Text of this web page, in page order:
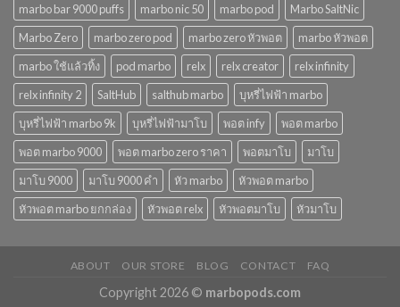
marbo bar 9000 puffs
marbo nic 50 marbo pod
Marbo SaltNic
Marbo Zero
marbo zero pod marbo zero หัวพอต
marbo หัวพอต
marbo ใช้แล้วทิ้ง
pod marbo relx relx creator
relx infinity
relx infinity 2
SaltHub salthub marbo
บุหรี่ไฟฟ้า marbo
บุหรี่ไฟฟ้า marbo 9k
บุหรี่ไฟฟ้ามาโบ พอต infy
พอต marbo
พอต marbo 9000
พอต marbo zero ราคา พอตมาโบ
มาโบ
มาโบ 9000
มาโบ 9000 คํา หัว marbo
หัวพอต marbo
หัวพอต marbo ยกกล่อง
หัวพอต relx หัวพอตมาโบ หัวมาโบ
ABOUT OUR STORE BLOG CONTACT FAQ
Copyright 2026 © marbopods.com